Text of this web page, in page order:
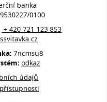
banka
0100
+ 420 721 123 853
7ncmsu8
odkaz
údajů